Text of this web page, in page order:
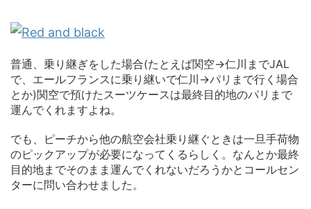
普通、乗り継ぎをした場合(たとえば関空→仁川までJAL
で、エールフランスに乗り継いで仁川→パリまで行く場合
とか)関空で預けたスーツケースは最終目的地のパリまで
運んでくれますよね。
でも、ピーチから他の航空会社乗り継ぐときは一旦手荷物
のピックアップが必要になってくるらしく。なんとか最終
目的地までそのまま運んでくれないだろうかとコールセン
ターに問い合わせました。